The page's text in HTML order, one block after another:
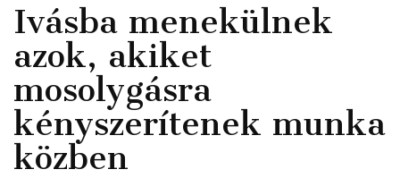
Ivásba menekülnek
azok, akiket
mosolygásra
kényszerítenek munka
közben